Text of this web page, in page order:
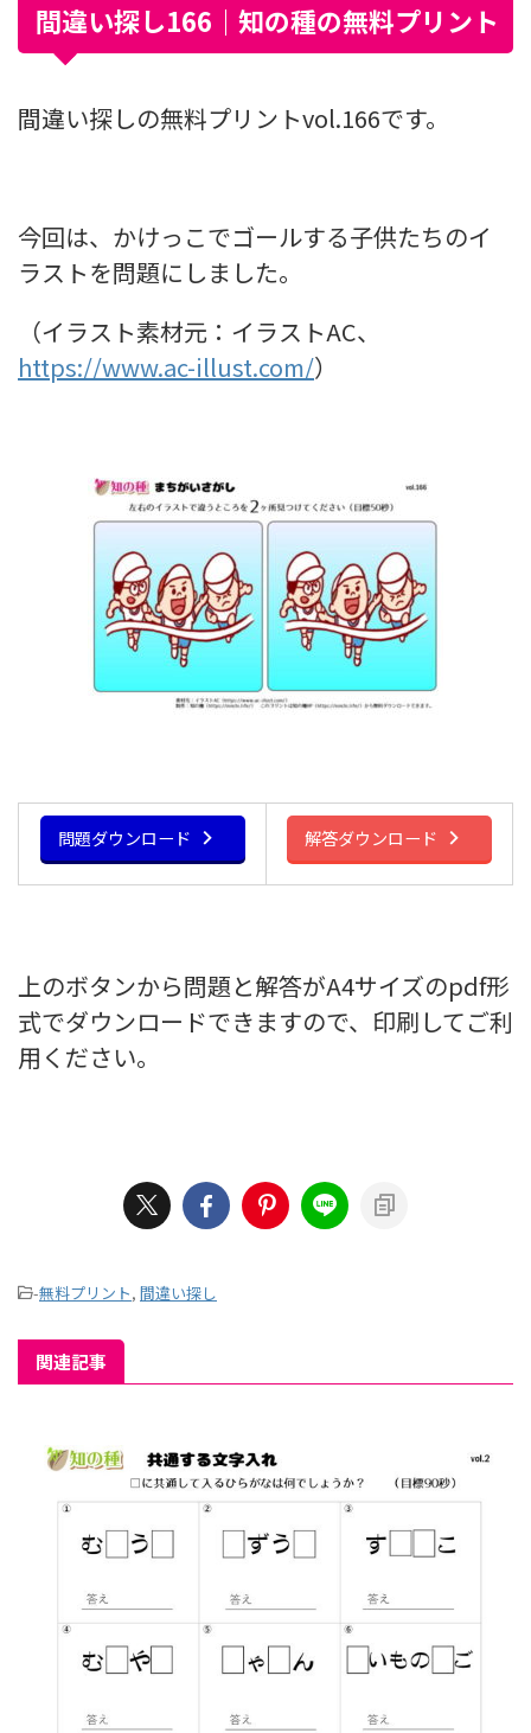
間違い探し166｜知の種の無料プリント
間違い探しの無料プリントvol.166です。
今回は、かけっこでゴールする子供たちのイ
ラストを問題にしました。
（イラスト素材元：イラストAC、
https://www.ac-illust.com/）
問題ダウンロード 解答ダウンロード
上のボタンから問題と解答がA4サイズのpdf形
式でダウンロードできますので、印刷してご利
用ください。
-無料プリント, 間違い探し
関連記事